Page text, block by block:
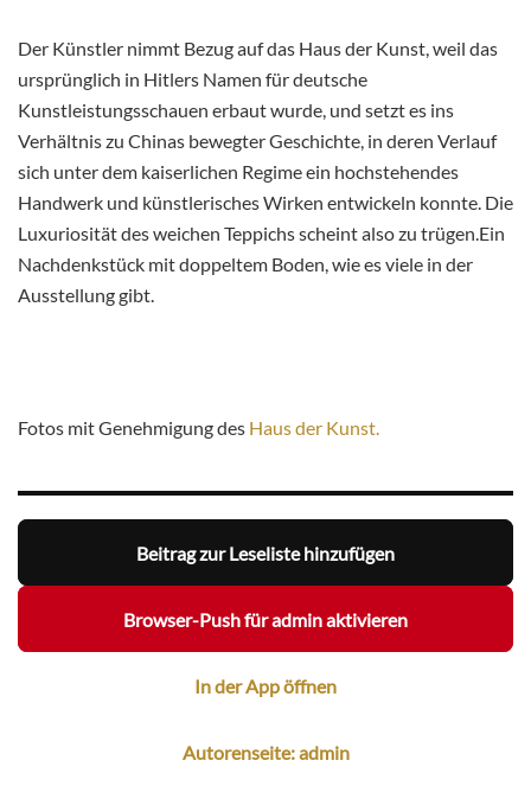
Der Künstler nimmt Bezug auf das Haus der Kunst, weil das
ursprünglich in Hitlers Namen für deutsche
Kunstleistungsschauen erbaut wurde, und setzt es ins
Verhältnis zu Chinas bewegter Geschichte, in deren Verlauf
sich unter dem kaiserlichen Regime ein hochstehendes
Handwerk und künstlerisches Wirken entwickeln konnte. Die
Luxuriosität des weichen Teppichs scheint also zu trügen.Ein
Nachdenkstück mit doppeltem Boden, wie es viele in der
Ausstellung gibt.
Fotos mit Genehmigung des Haus der Kunst.
Beitrag zur Leseliste hinzufügen
Browser-Push für admin aktivieren
In der App öffnen
Autorenseite: admin